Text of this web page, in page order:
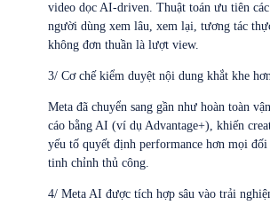
video dọc AI-driven. Thuật toán ưu tiên
người dùng xem lâu, xem lại, tương tác
không đơn thuần là lượt view.
3/ Cơ chế kiểm duyệt nội dung khắt khe
Meta đã chuyển sang gần như hoàn toàn
cáo bằng AI (ví dụ Advantage+), khiến
yếu tố quyết định performance hơn mọi
tinh chỉnh thủ công.
4/ Meta AI được tích hợp sâu vào trải